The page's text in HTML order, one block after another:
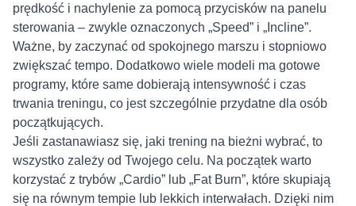
prędkość i nachylenie za pomocą przycisków na panelu
sterowania – zwykle oznaczonych „Speed” i „Incline”.
Ważne, by zaczynać od spokojnego marszu i stopniowo
zwiększać tempo. Dodatkowo wiele modeli ma gotowe
programy, które same dobierają intensywność i czas
trwania treningu, co jest szczególnie przydatne dla osób
początkujących.
Jeśli zastanawiasz się, jaki trening na bieżni wybrać, to
wszystko zależy od Twojego celu. Na początek warto
korzystać z trybów „Cardio” lub „Fat Burn”, które skupiają
się na równym tempie lub lekkich interwałach. Dzięki nim